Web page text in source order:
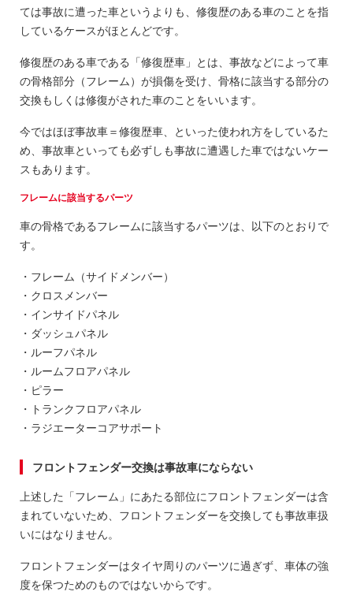
ては事故に遭った車というよりも、修復歴のある車のことを指
しているケースがほとんどです。
修復歴のある車である「修復歴車」とは、事故などによって車
の骨格部分（フレーム）が損傷を受け、骨格に該当する部分の
交換もしくは修復がされた車のことをいいます。
今ではほぼ事故車＝修復歴車、といった使われ方をしているた
め、事故車といっても必ずしも事故に遭遇した車ではないケー
スもあります。
フレームに該当するパーツ
車の骨格であるフレームに該当するパーツは、以下のとおりで
す。
・フレーム（サイドメンバー）
・クロスメンバー
・インサイドパネル
・ダッシュパネル
・ルーフパネル
・ルームフロアパネル
・ピラー
・トランクフロアパネル
・ラジエーターコアサポート
フロントフェンダー交換は事故車にならない
上述した「フレーム」にあたる部位にフロントフェンダーは含
まれていないため、フロントフェンダーを交換しても事故車扱
いにはなりません。
フロントフェンダーはタイヤ周りのパーツに過ぎず、車体の強
度を保つためのものではないからです。